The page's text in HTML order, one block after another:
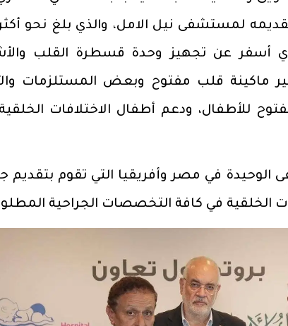
لمستشفى نيل الامل، والذي بلغ نحو
جنيه، وذلك منذ عام 2021 والذي أسفر عن تجهيز وحدة قسطرة القلب
ماكينة قلب مفتوح وبعض المستلزمات
للأطفال، ودعم أطفال الاختلافات
في مصر وأفريقيا التي تقوم بتقديم
الخلقية في كافة التخصصات الجراحية